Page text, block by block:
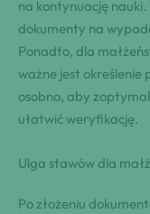
na kontynuację
dokumenty na
Ponadto, dla
ważne jest określenie
osobno, aby
ułatwić weryfikację.
Ulga stawów dla
Po złożeniu